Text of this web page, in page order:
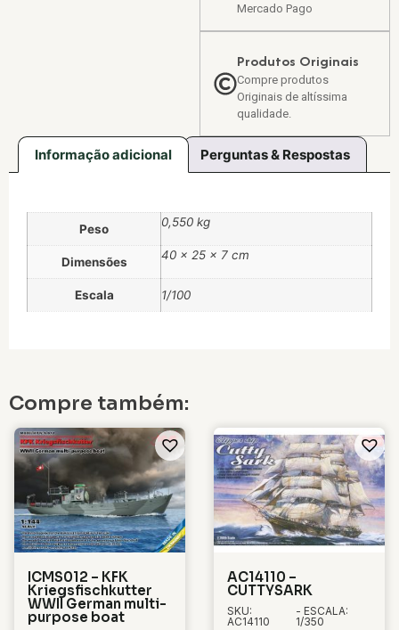
Mercado Pago
Produtos Originais
Compre produtos
Originais de altíssima
qualidade.
Informação adicional Perguntas & Respostas
Peso 0,550 kg
Dimensões 40 × 25 × 7 cm
Escala 1/100
Compre também:
ICMS012 – KFK
Kriegsfischkutter
WWII German multi-
purpose boat
AC14110 –
CUTTYSARK
SKU:
AC14110
- ESCALA:
1/350